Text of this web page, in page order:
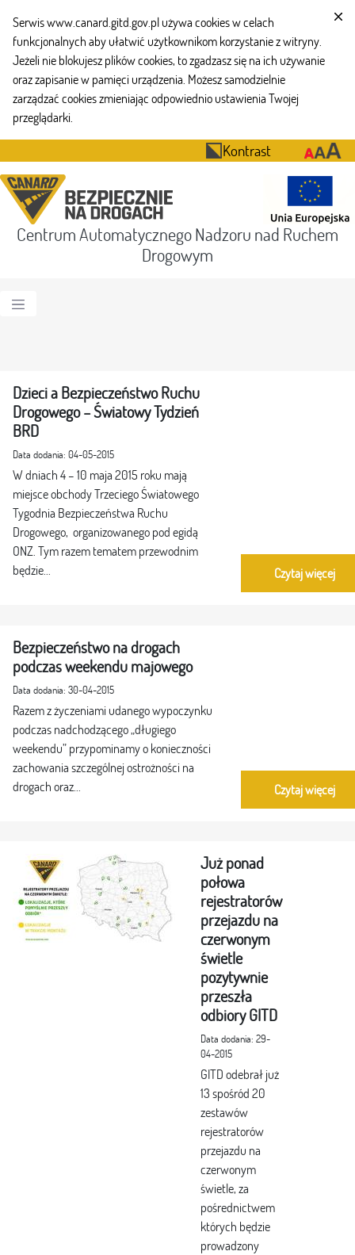
Serwis www.canard.gitd.gov.pl używa cookies w celach
funkcjonalnych aby ułatwić użytkownikom korzystanie z witryny.
Jeżeli nie blokujesz plików cookies, to zgadzasz się na ich używanie
oraz zapisanie w pamięci urządzenia. Możesz samodzielnie
zarządzać cookies zmieniając odpowiednio ustawienia Twojej
przeglądarki.
Kontrast
Centrum Automatycznego Nadzoru nad Ruchem
Drogowym
Dzieci a Bezpieczeństwo Ruchu
Drogowego – Światowy Tydzień
BRD
Data dodania: 04-05-2015
W dniach 4 – 10 maja 2015 roku mają
miejsce obchody Trzeciego Światowego
Tygodnia Bezpieczeństwa Ruchu
Drogowego, organizowanego pod egidą
ONZ. Tym razem tematem przewodnim
będzie...
Czytaj więcej
Bezpieczeństwo na drogach
podczas weekendu majowego
Data dodania: 30-04-2015
Razem z życzeniami udanego wypoczynku
podczas nadchodzącego „długiego
weekendu” przypominamy o konieczności
zachowania szczególnej ostrożności na
drogach oraz...
Czytaj więcej
Już ponad
połowa
rejestratorów
przejazdu na
czerwonym
świetle
pozytywnie
przeszła
odbiory GITD
Data dodania: 29-
04-2015
GITD odebrał już
13 spośród 20
zestawów
rejestratorów
przejazdu na
czerwonym
świetle, za
pośrednictwem
których będzie
prowadzony